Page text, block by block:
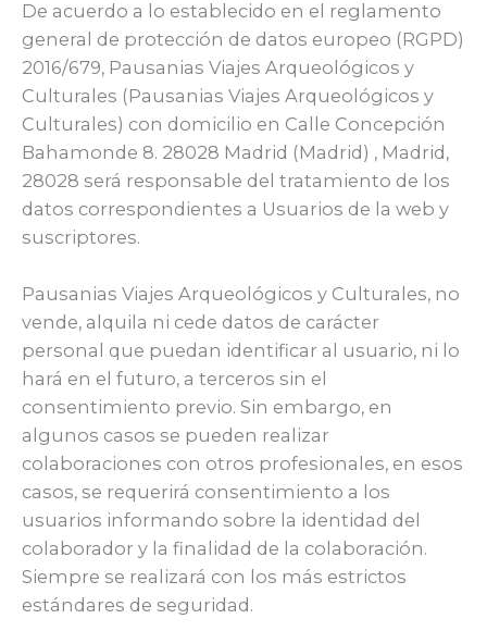
De acuerdo a lo establecido en el reglamento
general de protección de datos europeo (RGPD)
2016/679, Pausanias Viajes Arqueológicos y
Culturales (Pausanias Viajes Arqueológicos y
Culturales) con domicilio en Calle Concepción
Bahamonde 8. 28028 Madrid (Madrid) , Madrid,
28028 será responsable del tratamiento de los
datos correspondientes a Usuarios de la web y
suscriptores.
Pausanias Viajes Arqueológicos y Culturales, no
vende, alquila ni cede datos de carácter
personal que puedan identificar al usuario, ni lo
hará en el futuro, a terceros sin el
consentimiento previo. Sin embargo, en
algunos casos se pueden realizar
colaboraciones con otros profesionales, en esos
casos, se requerirá consentimiento a los
usuarios informando sobre la identidad del
colaborador y la finalidad de la colaboración.
Siempre se realizará con los más estrictos
estándares de seguridad.